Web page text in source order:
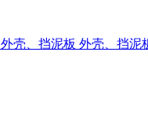
外壳、挡泥板 外壳、挡泥